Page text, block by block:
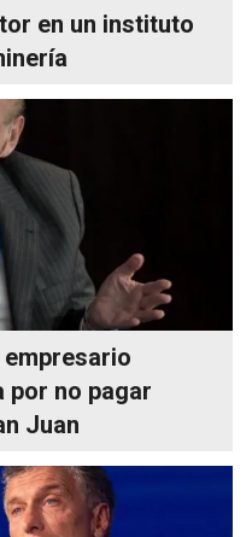
en un instituto
por no pagar
Juan